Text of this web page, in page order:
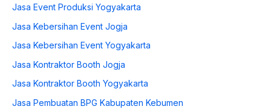
Jasa Event Produksi Yogyakarta
Jasa Kebersihan Event Jogja
Jasa Kebersihan Event Yogyakarta
Jasa Kontraktor Booth Jogja
Jasa Kontraktor Booth Yogyakarta
Jasa Pembuatan BPG Kabupaten Kebumen